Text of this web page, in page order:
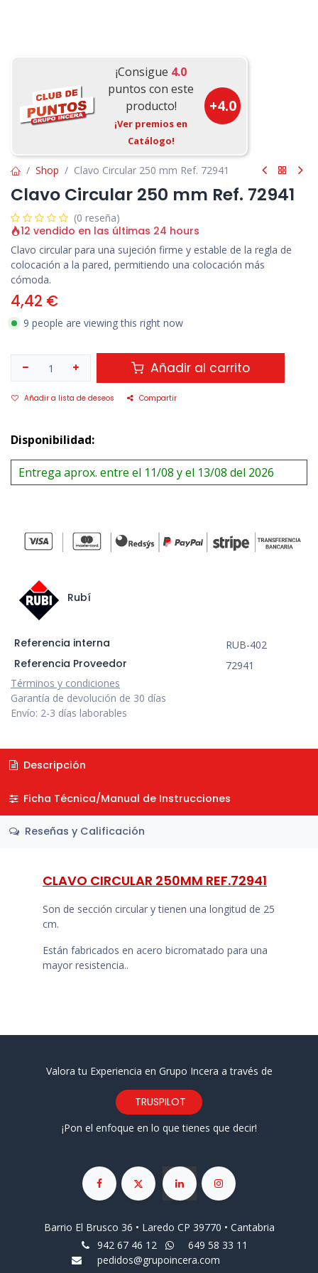
¡Consigue 4.0
puntos con este
producto!
¡Ver premios en
Catálogo!
+4.0
Shop Clavo Circular 250 mm Ref. 72941
Clavo Circular 250 mm Ref. 72941
(0 reseña)
12 vendido en las últimas 24 hours
Clavo circular para una sujeción firme y estable de la regla de
colocación a la pared, permitiendo una colocación más
cómoda.
4,42 €
9 people are viewing this right now
Añadir al carrito
Añadir a lista de deseos Compartir
Disponibilidad:
Entrega aprox. entre el 11/08 y el 13/08 del 2026
Rubí
Referencia interna RUB-402
Referencia Proveedor
72941
Términos y condiciones
Garantía de devolución de 30 días
Envío: 2-3 días laborables
Descripción
Ficha Técnica/Manual de Instrucciones
Reseñas y Calificación
CLAVO CIRCULAR 250MM REF.72941
Son de sección circular y tienen una longitud de 25
cm.
Están fabricados en acero bicromatado para una
mayor resistencia..
Valora tu Experiencia en Grupo Incera a través de
TRUSPILOT
¡Pon el enfoque en lo que tienes que decir!
Barrio El Brusco 36 • Laredo CP 39770 • Cantabria
942 67 46 12
649 58 33 11
pedidos@grupoincera.com